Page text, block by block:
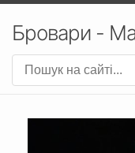
Бровари -